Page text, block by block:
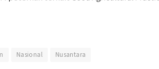
Nasional Nusantara